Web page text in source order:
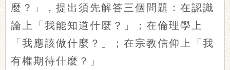
麼？」，提出須先解答三個問題：在認識
論上「我能知道什麼？」；在倫理學上
「我應該做什麼？」；在宗教信仰上「我
有權期待什麼？」